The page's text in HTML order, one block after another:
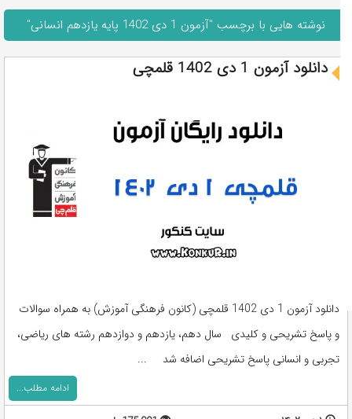
نوشته هایی با برچسب "آزمون 1 دی 1402 پایه یازدهم انسانی"
دانلود آزمون 1 دی 1402 قلمچی
دانلود آزمون 1 دی 1402 قلمچی (کانون فرهنگی آموزش) به همراه سوالات
و پاسخ تشریحی و کلیدی سال دهم، یازدهم و دوازدهم رشته های ریاضی،
تجربی و انسانی پاسخ تشریحی اضافه شد ...
ادامه مطلب...